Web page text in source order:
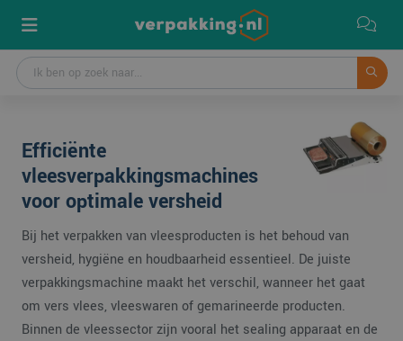
Efficiënte
vleesverpakkingsmachines
voor optimale versheid
Bij het verpakken van vleesproducten is het behoud van
versheid, hygiëne en houdbaarheid essentieel. De juiste
verpakkingsmachine maakt het verschil, wanneer het gaat
om vers vlees, vleeswaren of gemarineerde producten.
Binnen de vleessector zijn vooral het sealing apparaat en de